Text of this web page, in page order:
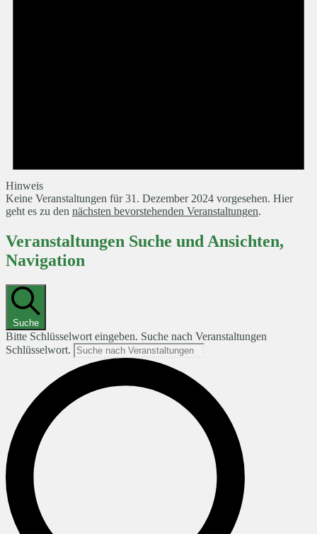
Hinweis
Keine Veranstaltungen für 31. Dezember 2024 vorgesehen. Hier
geht es zu den nächsten bevorstehenden Veranstaltungen.
Veranstaltungen Suche und Ansichten,
Navigation
Suche
Bitte Schlüsselwort eingeben. Suche nach Veranstaltungen
Schlüsselwort.